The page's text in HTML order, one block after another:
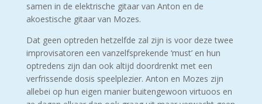
samen in de elektrische gitaar van Anton en de
akoestische gitaar van Mozes.
Dat geen optreden hetzelfde zal zijn is voor deze twee
improvisatoren een vanzelfsprekende ‘must’ en hun
optredens zijn dan ook altijd doordrenkt met een
verfrissende dosis speelplezier. Anton en Mozes zijn
allebei op hun eigen manier buitengewoon virtuoos en